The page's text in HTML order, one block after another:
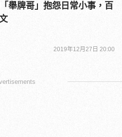
舉牌哥」抱怨日常小事，百
2019年12月27日 20:00